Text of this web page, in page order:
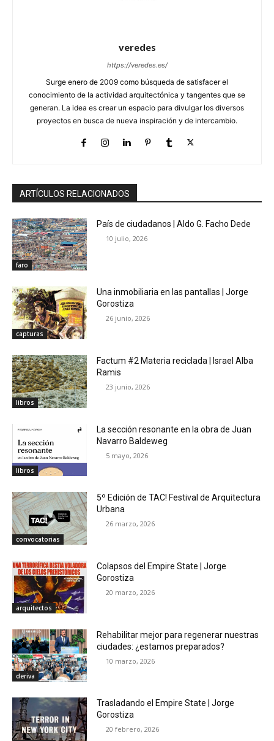
veredes
https://veredes.es/
Surge enero de 2009 como búsqueda de satisfacer el
conocimiento de la actividad arquitectónica y tangentes que se
generan. La idea es crear un espacio para divulgar los diversos
proyectos en busca de nueva inspiración y de intercambio.
ARTÍCULOS RELACIONADOS
faro
País de ciudadanos | Aldo G. Facho Dede
10 julio, 2026
capturas
Una inmobiliaria en las pantallas | Jorge
Gorostiza
26 junio, 2026
libros
Factum #2 Materia reciclada | Israel Alba
Ramis
23 junio, 2026
libros
La sección resonante en la obra de Juan
Navarro Baldeweg
5 mayo, 2026
convocatorias
5º Edición de TAC! Festival de Arquitectura
Urbana
26 marzo, 2026
arquitectos
Colapsos del Empire State | Jorge
Gorostiza
20 marzo, 2026
deriva
Rehabilitar mejor para regenerar nuestras
ciudades: ¿estamos preparados?
10 marzo, 2026
Trasladando el Empire State | Jorge
Gorostiza
20 febrero, 2026